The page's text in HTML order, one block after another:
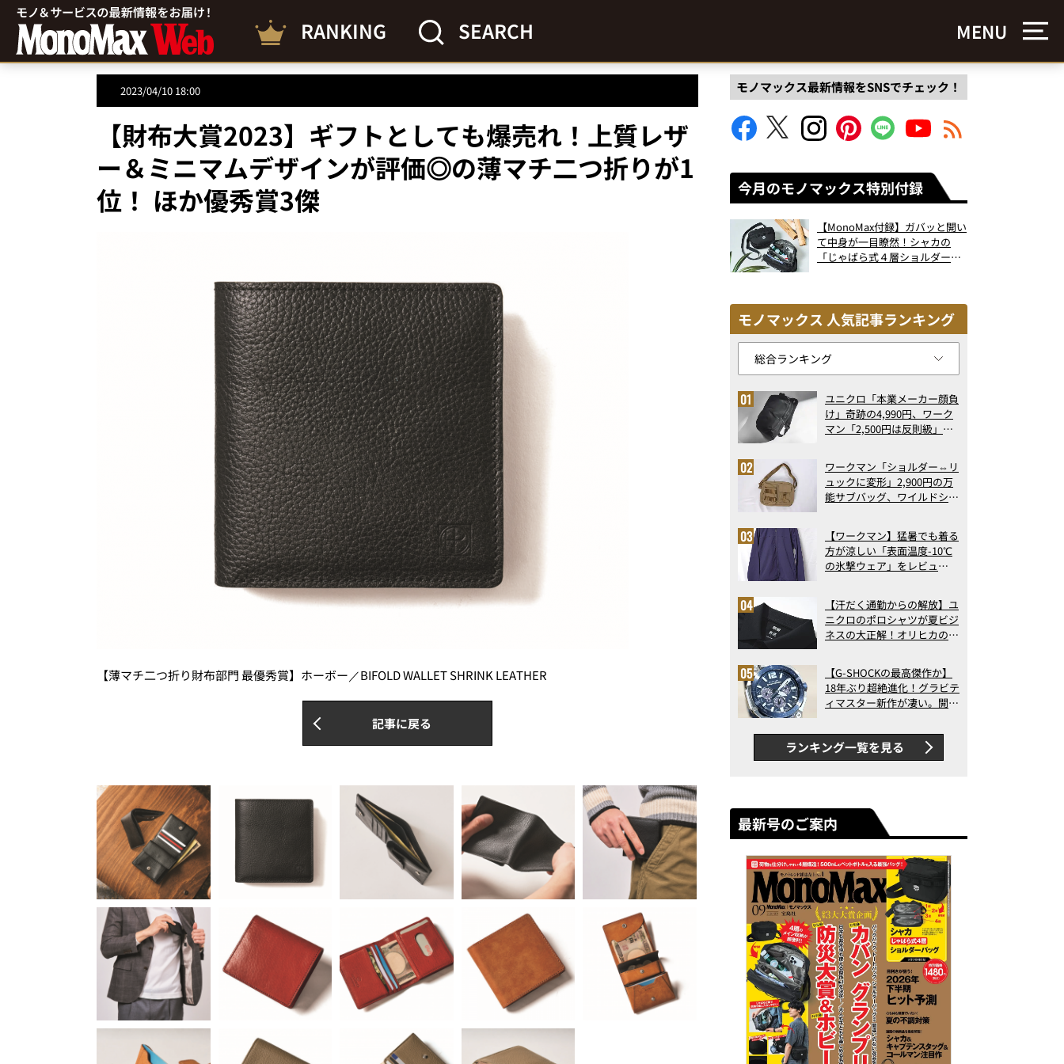
RANKING SEARCH MENU
2023/04/10 18:00
【財布大賞2023】ギフトとしても爆売れ！上質レザ
ー＆ミニマムデザインが評価◎の薄マチ二つ折りが1
位！ ほか優秀賞3傑
【薄マチ二つ折り財布部門 最優秀賞】ホーボー／BIFOLD WALLET SHRINK LEATHER
記事に戻る
モノマックス最新情報をSNSでチェック！
今月のモノマックス特別付録
【MonoMax付録】ガバッと開い
て中身が一目瞭然！シャカの
「じゃばら式４層ショルダーバ
モノマックス 人気記事ランキング
ユニクロ「本業メーカー顔負
け」奇跡の4,990円、ワーク
マン「2,500円は反則級」凄
ト3】（2026年6月版）
ワークマン「ショルダー⇔リ
ュックに変形」2,900円の万
能サブバッグ、ワイルドシン
記事ランキングベスト3】
（2026年6月版）
【ワークマン】猛暑でも着る
方が涼しい「表面温度-10℃
の氷撃ウェア」をレビュ
【汗だく通勤からの解放】ユ
ニクロのポロシャツが夏ビジ
ネスの大正解！オリヒカの透
アの実力
【G-SHOCKの最高傑作か】
18年ぶり超絶進化！グラビテ
ィマスター新作が凄い。開発
新ムーブメントの衝撃
ランキング一覧を見る
最新号のご案内